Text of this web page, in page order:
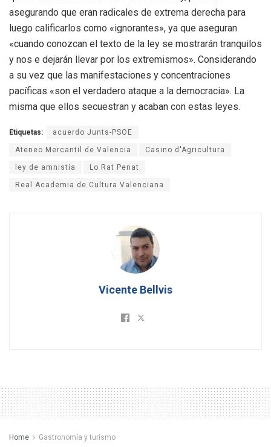
asegurando que eran radicales de extrema derecha para
luego calificarlos como «ignorantes», ya que aseguran
«cuando conozcan el texto de la ley se mostrarán tranquilos
y nos e dejarán llevar por los extremismos». Considerando
a su vez que las manifestaciones y concentraciones
pacíficas «son el verdadero ataque a la democracia». La
misma que ellos secuestran y acaban con estas leyes.
Etiquetas: acuerdo Junts-PSOE
Ateneo Mercantil de Valencia Casino d'Agricultura
ley de amnistía Lo Rat Penat
Real Academia de Cultura Valenciana
Vicente Bellvis
Home Gastronomía y turismo